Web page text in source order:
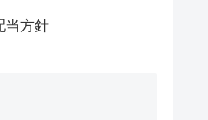
当方針